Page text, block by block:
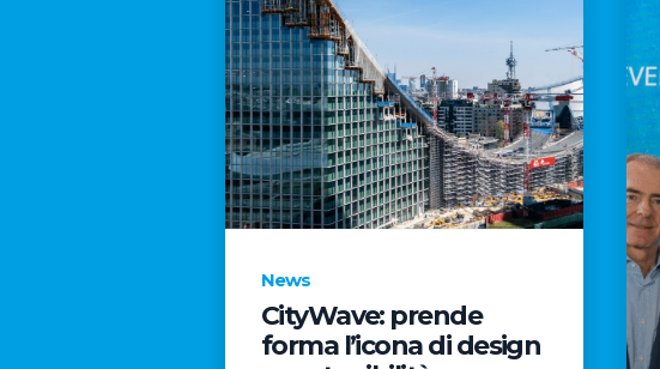
News
CityWave: prende
forma l’icona di design